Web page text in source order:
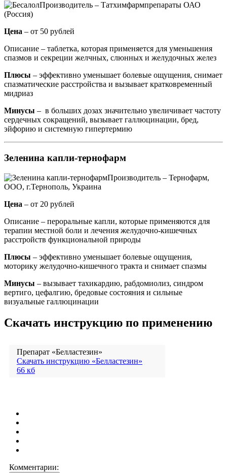
Производитель – Татхимфармпрепараты ОАО
(Россия)
Цена – от 50 рублей
Описание – таблетка, которая применяется для уменьшения
спазмов и секреции желчных, слюнных и желудочных желез
Плюсы – эффективно уменьшает болевые ощущения, снимает
спазматические расстройства и вызывает кратковременный
мидриаз
Минусы – в больших дозах значительно увеличивает частоту
сердечных сокращений, вызывает галлюцинации, бред,
эйфорию и системную гипертермию
Зеленина капли-тернофарм
Производитель – Тернофарм,
ООО, г.Тернополь, Украина
Цена – от 20 рублей
Описание – пероральные капли, которые применяются для
терапии местной боли и лечения желудочно-кишечных
расстройств функциональной природы
Плюсы – эффективно уменьшает болевые ощущения,
моторику желудочно-кишечного тракта и снимает спазмы
Минусы – вызывает тахикардию, рабдомиолиз, синдром
вертиго, цефалгию, бредовые состояния и сильные
визуальные галлюцинации
Скачать инструкцию по применению
Препарат «Белластезин»
Скачать инструкцию «Белластезин»
66 кб
Комментарии: